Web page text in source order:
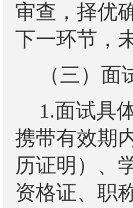
审查， 择优
下一环节，
（三）面
1.面试具
携带有效期
历证明）、
资格证、职